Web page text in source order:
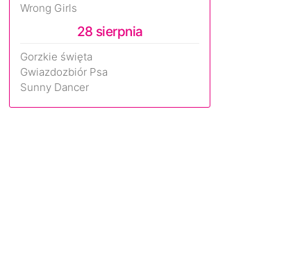
Wrong Girls
28 sierpnia
Gorzkie święta
Gwiazdozbiór Psa
Sunny Dancer